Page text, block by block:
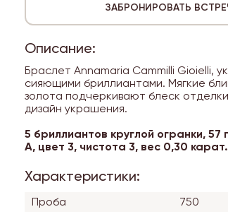
Описание:
Браслет Annamaria Cammilli Gioielli,
сияющими бриллиантами. Мягкие
золота подчеркивают блеск
дизайн украшения.
5 бриллиантов круглой огранки, 57
А, цвет 3, чистота 3, вес 0,30 карат.
Характеристики:
Проба
750